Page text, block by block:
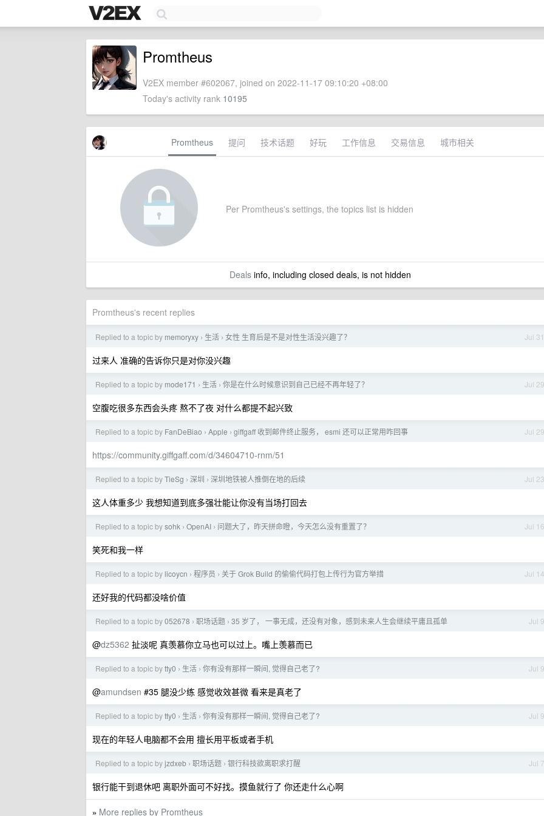
Promtheus
V2EX member #602067, joined on 2022-11-17 09:10:20 +08:00
Today's activity rank 10195
Promtheus 提问 技术话题 好玩 工作信息 交易信息 城市相关
Per Promtheus's settings, the topics list is hidden
Dealsinfo, including closed deals, is not hidden
Promtheus's recent replies
Jul 31
Replied to a topic by memoryxy › 生活 › 女性 生育后是不是对性生活没兴趣了？
过来人 准确的告诉你只是对你没兴趣
Jul 29
Replied to a topic by mode171 › 生活 › 你是在什么时候意识到自己已经不再年轻了？
空腹吃很多东西会头疼 熬不了夜 对什么都提不起兴致
Jul 29
Replied to a topic by FanDeBiao › Apple › giffgaff 收到邮件终止服务， esmi 还可以正常用咋回事
https://community.giffgaff.com/d/34604710-rnm/51
Jul 23
Replied to a topic byTieSg › 深圳 › 深圳地铁被人推倒在地的后续
这人体重多少 我想知道到底多强壮能让你没有当场打回去
Jul 16
Replied to a topic bysohk › OpenAI › 问题大了，昨天拼命瞪，今天怎么没有重置了？
笑死和我一样
Jul 14
Replied to a topic by licoycn › 程序员 › 关于 Grok Build 的偷偷代码打包上传行为官方举措
还好我的代码都没啥价值
Jul 9
Replied to a topic by052678 › 职场话题 › 35 岁了， 一事无成，还没有对象，感到未来人生会继续平庸且孤单
@dz5362 扯淡呢 真羡慕你立马也可以过上。嘴上羡慕而已
Jul 9
Replied to a topic bytty0 › 生活 › 你有没有那样一瞬间, 觉得自己老了?
@amundsen #35 腿没少练 感觉收效甚微 看来是真老了
Jul 9
Replied to a topic bytty0 › 生活 › 你有没有那样一瞬间, 觉得自己老了?
现在的年轻人电脑都不会用 擅长用平板或者手机
Jul 7
Replied to a topic byjzdxeb › 职场话题 › 银行科技欲离职求打醒
银行能干到退休吧 离职外面可不好找。摸鱼就行了 你还走什么心啊
» More replies by Promtheus